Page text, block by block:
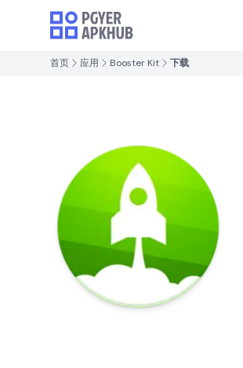
首页 应用 Booster Kit 下载